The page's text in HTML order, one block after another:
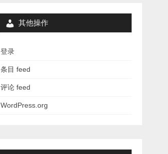
其他操作
登录
条目 feed
评论 feed
WordPress.org